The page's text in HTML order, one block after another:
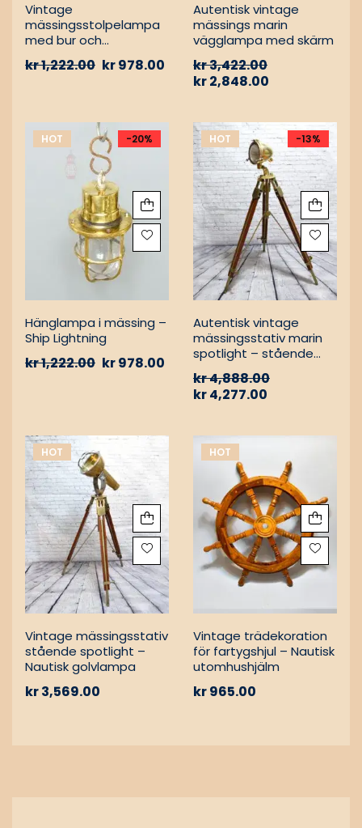
Vintage
mässingsstolpelampa
med bur och
Nautisk
kr1,222.00 kr978.00
Autentisk vintage
mässings marin
vägglampa med skärm
kr3,422.00
kr2,848.00
HOT -20%
Hänglampa i mässing –
Ship Lightning
kr1,222.00 kr978.00
HOT -13%
Autentisk vintage
mässingsstativ marin
spotlight – stående
kr4,888.00
kr4,277.00
HOT
Vintage mässingsstativ
stående spotlight –
Nautisk golvlampa
kr3,569.00
HOT
Vintage trädekoration
för fartygshjul – Nautisk
utomhushjälm
kr965.00